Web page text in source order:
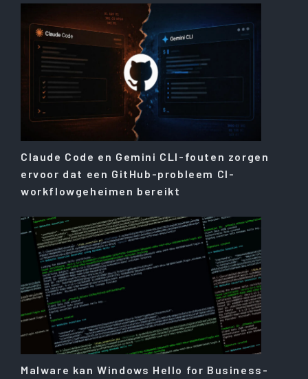
Claude Code en Gemini CLI-fouten zorgen
ervoor dat een GitHub-probleem CI-
workflowgeheimen bereikt
Malware kan Windows Hello for Business-